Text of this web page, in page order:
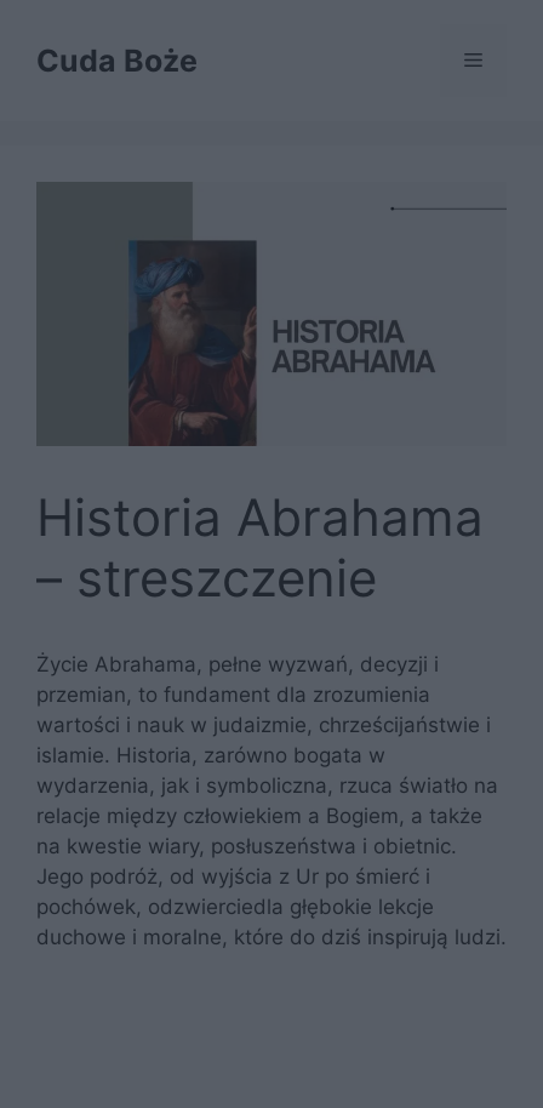
treściCuda Boże Menu
Historia Abrahama
– streszczenie
Życie Abrahama, pełne wyzwań, decyzji i
przemian, to fundament dla zrozumienia
wartości i nauk w judaizmie, chrześcijaństwie i
islamie. Historia, zarówno bogata w
wydarzenia, jak i symboliczna, rzuca światło na
relacje między człowiekiem a Bogiem, a także
na kwestie wiary, posłuszeństwa i obietnic.
Jego podróż, od wyjścia z Ur po śmierć i
pochówek, odzwierciedla głębokie lekcje
duchowe i moralne, które do dziś inspirują ludzi.